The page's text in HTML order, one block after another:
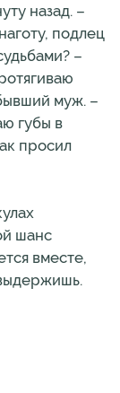
назад. –
подлец
–
муж. –
губы в
просил
шанс
вместе,